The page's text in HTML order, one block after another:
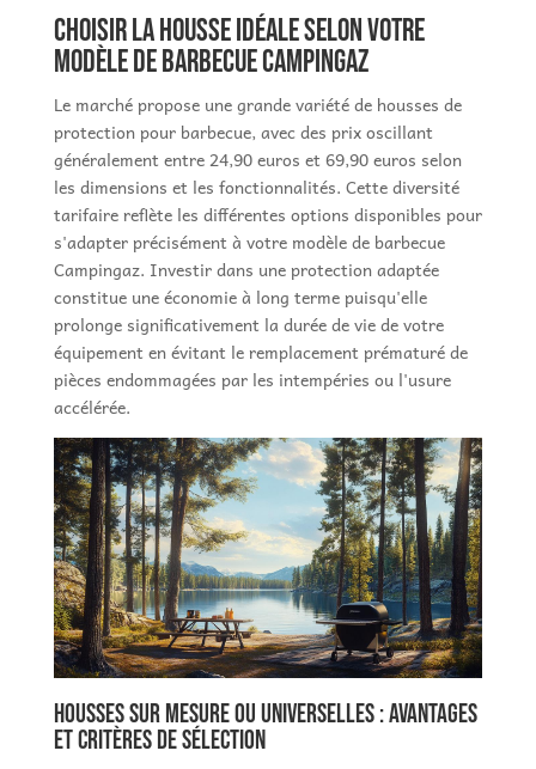
Choisir la housse idéale selon votre
modèle de barbecue Campingaz
Le marché propose une grande variété de housses de
protection pour barbecue, avec des prix oscillant
généralement entre 24,90 euros et 69,90 euros selon
les dimensions et les fonctionnalités. Cette diversité
tarifaire reflète les différentes options disponibles pour
s'adapter précisément à votre modèle de barbecue
Campingaz. Investir dans une protection adaptée
constitue une économie à long terme puisqu'elle
prolonge significativement la durée de vie de votre
équipement en évitant le remplacement prématuré de
pièces endommagées par les intempéries ou l'usure
accélérée.
Housses sur mesure ou universelles : avantages
et critères de sélection